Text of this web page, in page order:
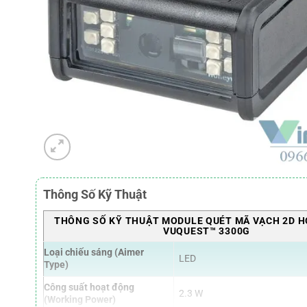
Thông Số Kỹ Thuật
THÔNG SỐ KỸ THUẬT MODULE QUÉT MÃ VẠCH 2D
VUQUEST™ 3300G
Loại chiếu sáng (Aimer
Type)
LED
Công suất hoạt động
(Working Power)
2.3 W